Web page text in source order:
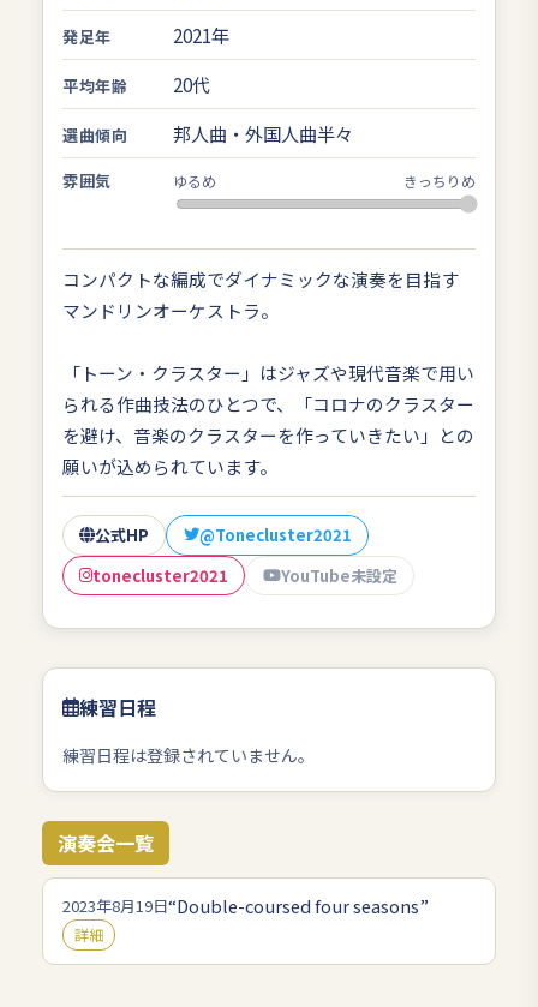
発足年 2021年
平均年齢 20代
選曲傾向 邦人曲・外国人曲半々
雰囲気 ゆるめ きっちりめ
コンパクトな編成でダイナミックな演奏を目指す
マンドリンオーケストラ。
「トーン・クラスター」はジャズや現代音楽で用い
られる作曲技法のひとつで、「コロナのクラスター
を避け、音楽のクラスターを作っていきたい」との
願いが込められています。
公式HP
@Tonecluster2021
tonecluster2021
YouTube未設定
練習日程
練習日程は登録されていません。
演奏会一覧
2023年8月19日“Double-coursed four seasons”
詳細